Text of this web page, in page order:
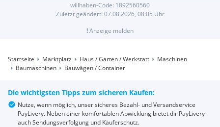
willhaben-Code: 1892560560
Zuletzt geändert: 07.08.2026, 08:05 Uhr
!Anzeige melden
Startseite Marktplatz Haus / Garten / Werkstatt
Maschinen
Baumaschinen
Bauwägen / Container
Die wichtigsten Tipps zum sicheren Kaufen:
Nutze, wenn möglich, unser sicheres Bezahl- und Versandservice
PayLivery. Neben einer komfortablen Abwicklung bietet dir PayLivery
auch Sendungsverfolgung und Käuferschutz.